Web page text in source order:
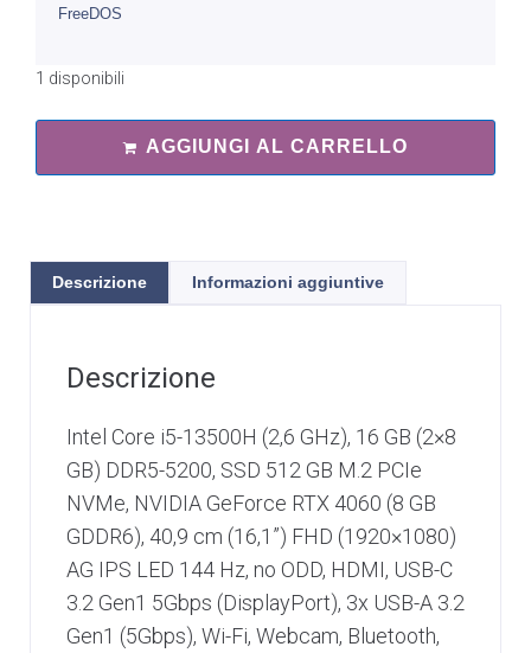
FreeDOS
1 disponibili
AGGIUNGI AL CARRELLO
Descrizione Informazioni aggiuntive
Descrizione
Intel Core i5-13500H (2,6 GHz), 16 GB (2×8
GB) DDR5-5200, SSD 512 GB M.2 PCIe
NVMe, NVIDIA GeForce RTX 4060 (8 GB
GDDR6), 40,9 cm (16,1”) FHD (1920×1080)
AG IPS LED 144 Hz, no ODD, HDMI, USB-C
3.2 Gen1 5Gbps (DisplayPort), 3x USB-A 3.2
Gen1 (5Gbps), Wi-Fi, Webcam, Bluetooth,